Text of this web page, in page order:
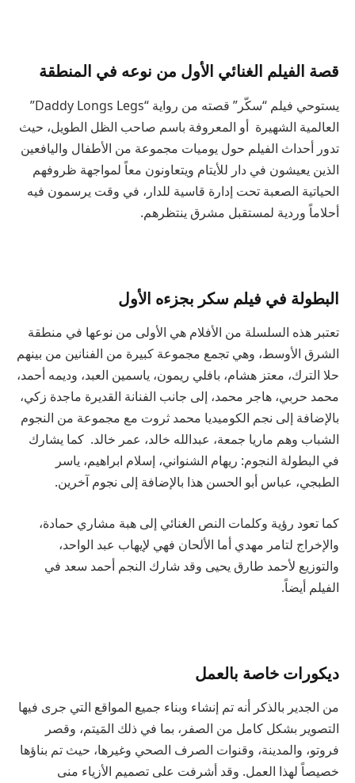
قصة الفيلم الغنائي الأول من نوعه في المنطقة
يستوحي فيلم “سكّر” قصته من رواية “Daddy Longs Legs”
العالمية الشهيرة أو المعروفة باسم صاحب الظل الطويل، حيث
تدور أحداث الفيلم حول يوميات مجموعة من الأطفال واليافعين
الذين يعيشون في دار للأيتام ويتعاونون معاً لمواجهة ظروفهم
الحياتية الصعبة تحت إدارة قاسية للدار، في وقت يرسمون فيه
أحلاماً وردية لمستقبل مشرق ينتظرهم.
البطولة في فيلم سكر بجزءه الأول
تعتبر هذه السلسلة من الأفلام هي الأولى من نوعها في منطقة
الشرق الأوسط، وهي تجمع مجموعة كبيرة من الفنانين من بينهم
حلا الترك، معتز هشام، بافلي ريمون، ياسمين العبد، وديمه أحمد،
محمد حربي، هاجر محمد، إلى جانب الفنانة القديرة ماجدة زكي،
بالإضافة إلى نجم الكوميديا محمد ثروت مع مجموعة من النجوم
الشباب وهم ماريا جمعة، عبدالله خالد، عمر خالد. كما يشارك
في البطولة النجوم: ريهام الشنواني، إسلام ابراهيم، ياسر
الطبجي، عباس أبو الحسن هذا بالإضافة إلى نجوم آخرين.
كما تعود رؤية وكلمات النص الغنائي إلى هبة مشاري حمادة،
والإخراج لتامر مهدي أما الألحان فهي لإيهاب عبد الواحد،
والتوزيع لأحمد طارق يحيى وقد شارك النجم أحمد سعد في
الفيلم أيضاً.
ديكورات خاصة بالعمل
من الجدير بالذكر أنه تم إنشاء وبناء جميع المواقع التي جرى فيها
التصوير بشكل كامل من الصفر، بما في ذلك المَيتم، وقصر
فروتو، والمدينة، وقنوات الصرف الصحي وغيرها، حيث تم بناؤها
خصيصاً لهذا العمل. وقد أشرفت على تصميم الأزياء منى